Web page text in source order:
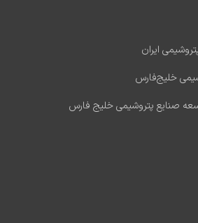
ایران
خلیج‌فارس
صنایع پتروشیمی خلیج فارس